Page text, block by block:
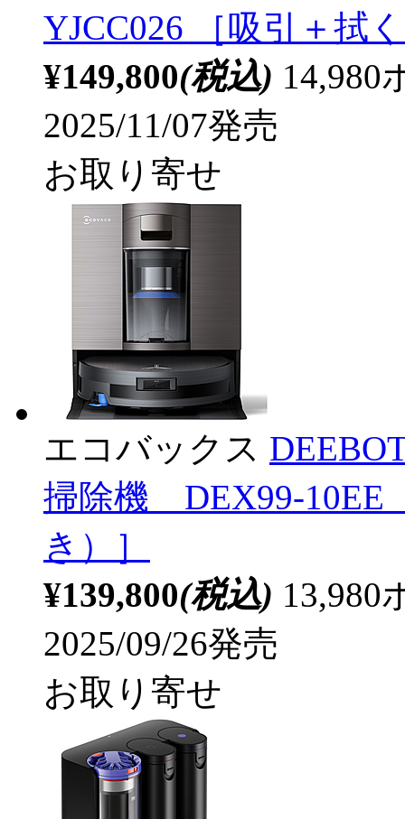
YJCC026 ［吸引＋拭
¥149,800(税込) 14,980
2025/11/07発売
お取り寄せ
エコバックス
掃除機 DEX99-10EE
き）］
¥139,800(税込) 13,980
2025/09/26発売
お取り寄せ